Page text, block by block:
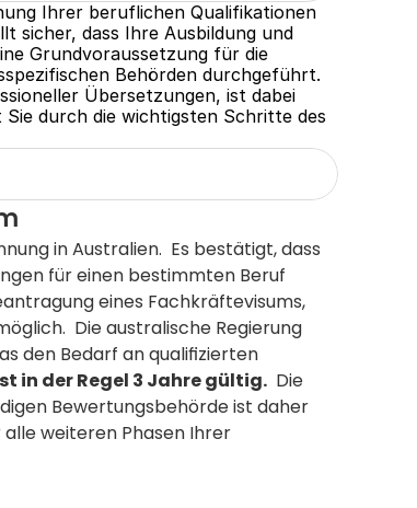
Ihrer beruflichen Qualifikationen
sicher, dass Ihre Ausbildung und
Grundvoraussetzung für die
Behörden durchgeführt.
Übersetzungen, ist dabei
durch die wichtigsten Schritte des
in Australien.  Es bestätigt, dass
für einen bestimmten Beruf
eines Fachkräftevisums,
Die australische Regierung
den Bedarf an qualifizierten
in der Regel 3 Jahre gültig.
  Die
Bewertungsbehörde ist daher
weiteren Phasen Ihrer